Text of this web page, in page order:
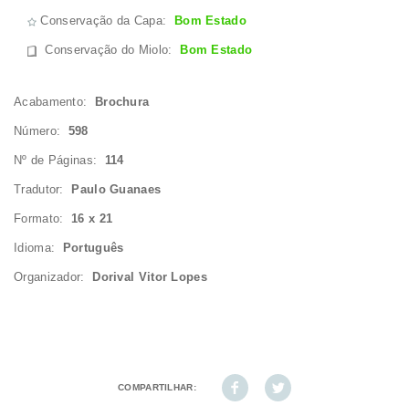
Conservação da Capa: Bom Estado
Conservação do Miolo: Bom Estado
Acabamento: Brochura
Número: 598
Nº de Páginas: 114
Tradutor: Paulo Guanaes
Formato: 16 x 21
Idioma: Português
Organizador: Dorival Vitor Lopes
COMPARTILHAR: